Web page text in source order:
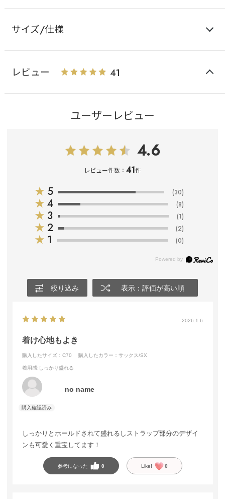
サイズ/仕様
レビュー 41
ユーザーレビュー
4.6
レビュー件数： 41件
★ 5 (30)
★ 4 (8)
★ 3 (1)
★ 2 (2)
★ 1 (0)
絞り込み 表示：評価が高い順
2026.1.6
着け心地もよき
購入したサイズ：C70 購入したカラー：サックス/SX
着用感:しっかり盛れる
no name
しっかりとホールドされて盛れるしストラップ部分のデザイ
ンも可愛く重宝してます！
参考になった 0 Like! 0